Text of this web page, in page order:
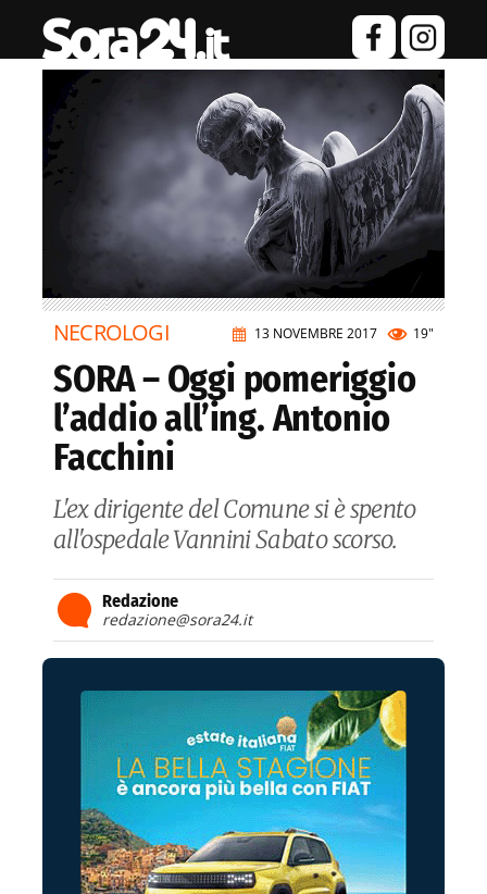
13 NOVEMBRE 2017 19"
NECROLOGI
SORA – Oggi pomeriggio
l’addio all’ing. Antonio
Facchini
L'ex dirigente del Comune si è spento
all'ospedale Vannini Sabato scorso.
Redazione
redazione@sora24.it